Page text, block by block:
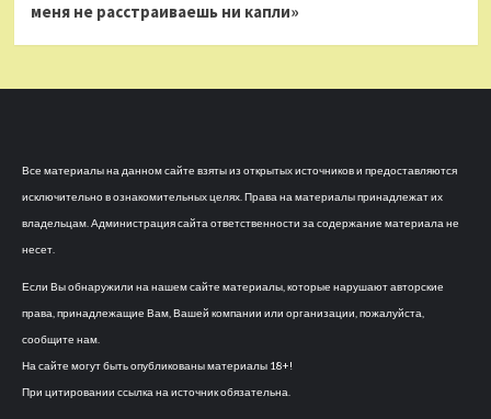
меня не расстраиваешь ни капли»
Все материалы на данном сайте взяты из открытых источников и предоставляются
исключительно в ознакомительных целях. Права на материалы принадлежат их
владельцам. Администрация сайта ответственности за содержание материала не
несет.
Если Вы обнаружили на нашем сайте материалы, которые нарушают авторские
права, принадлежащие Вам, Вашей компании или организации, пожалуйста,
сообщите нам.
На сайте могут быть опубликованы материалы 18+!
При цитировании ссылка на источник обязательна.